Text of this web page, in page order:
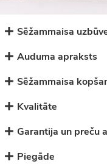
Sēžammaisa
Auduma apraksts
Sēžammaisa
Kvalitāte
Garantija un preču
Piegāde